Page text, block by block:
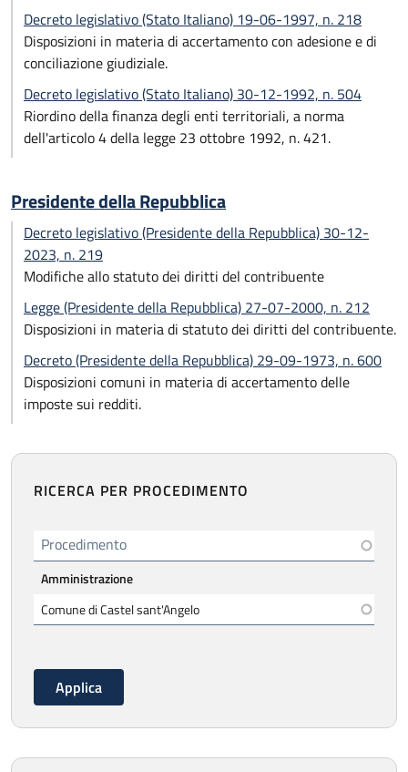
Decreto legislativo (Stato Italiano) 19-06-1997, n. 218
Disposizioni in materia di accertamento con adesione e di
conciliazione giudiziale.
Decreto legislativo (Stato Italiano) 30-12-1992, n. 504
Riordino della finanza degli enti territoriali, a norma
dell'articolo 4 della legge 23 ottobre 1992, n. 421.
Presidente della Repubblica
Decreto legislativo (Presidente della Repubblica) 30-12-
2023, n. 219
Modifiche allo statuto dei diritti del contribuente
Legge (Presidente della Repubblica) 27-07-2000, n. 212
Disposizioni in materia di statuto dei diritti del contribuente.
Decreto (Presidente della Repubblica) 29-09-1973, n. 600
Disposizioni comuni in materia di accertamento delle
imposte sui redditi.
RICERCA PER PROCEDIMENTO
Procedimento
Amministrazione